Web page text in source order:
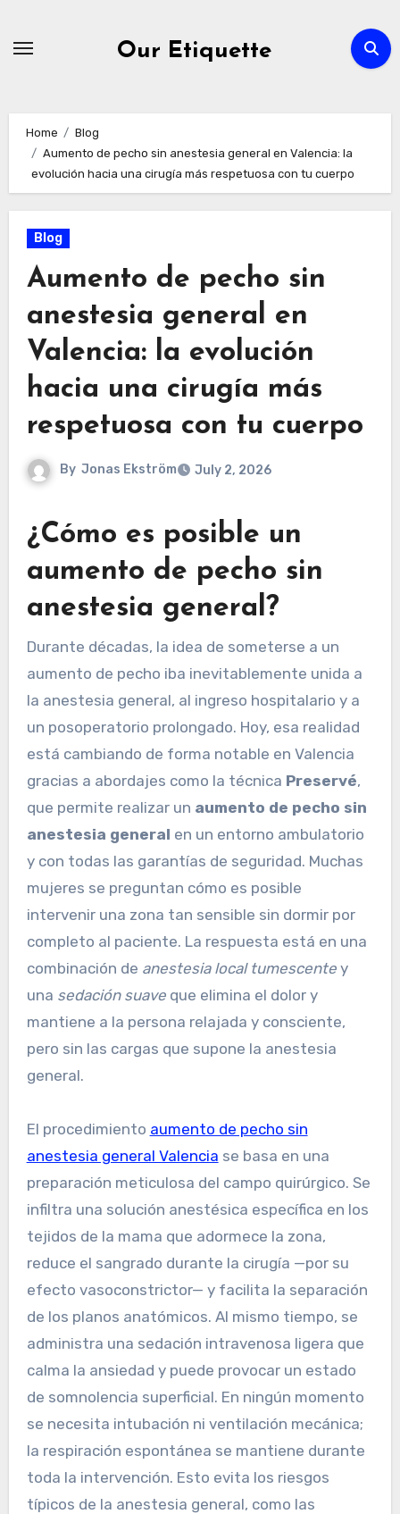
Our Etiquette
Home
Blog
Aumento de pecho sin anestesia general en Valencia: la
evolución hacia una cirugía más respetuosa con tu cuerpo
Blog
Aumento de pecho sin
anestesia general en
Valencia: la evolución
hacia una cirugía más
respetuosa con tu cuerpo
By Jonas Ekström July 2, 2026
¿Cómo es posible un
aumento de pecho sin
anestesia general?
Durante décadas, la idea de someterse a un
aumento de pecho iba inevitablemente unida a
la anestesia general, al ingreso hospitalario y a
un posoperatorio prolongado. Hoy, esa realidad
está cambiando de forma notable en Valencia
gracias a abordajes como la técnica Preservé,
que permite realizar un aumento de pecho sin
anestesia general en un entorno ambulatorio
y con todas las garantías de seguridad. Muchas
mujeres se preguntan cómo es posible
intervenir una zona tan sensible sin dormir por
completo al paciente. La respuesta está en una
combinación de anestesia local tumescentey
una sedación suaveque elimina el dolor y
mantiene a la persona relajada y consciente,
pero sin las cargas que supone la anestesia
general.
El procedimiento aumento de pecho sin
anestesia general Valencia se basa en una
preparación meticulosa del campo quirúrgico. Se
infiltra una solución anestésica específica en los
tejidos de la mama que adormece la zona,
reduce el sangrado durante la cirugía —por su
efecto vasoconstrictor— y facilita la separación
de los planos anatómicos. Al mismo tiempo, se
administra una sedación intravenosa ligera que
calma la ansiedad y puede provocar un estado
de somnolencia superficial. En ningún momento
se necesita intubación ni ventilación mecánica;
la respiración espontánea se mantiene durante
toda la intervención. Esto evita los riesgos
típicos de la anestesia general, como las